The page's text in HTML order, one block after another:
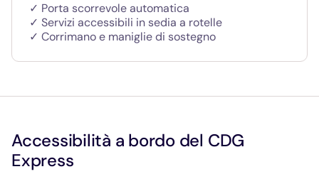
✓ Porta scorrevole automatica
✓ Servizi accessibili in sedia a rotelle
✓ Corrimano e maniglie di sostegno
Accessibilità a bordo del CDG
Express